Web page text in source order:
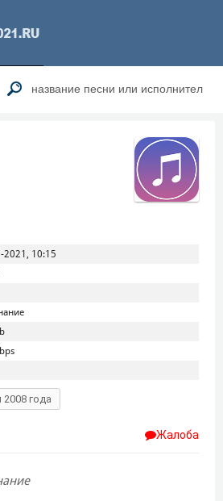
2021, 10:15
2008 года
Жалоба